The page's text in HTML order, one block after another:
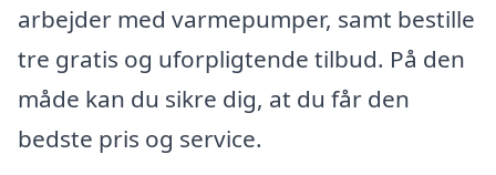
arbejder med varmepumper, samt bestille
tre gratis og uforpligtende tilbud. På den
måde kan du sikre dig, at du får den
bedste pris og service.